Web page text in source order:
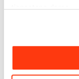
tjenestene deres.
Merom MUNCHs
Les mer om